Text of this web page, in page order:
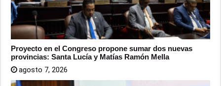
Proyecto en el Congreso propone sumar dos nuevas
provincias: Santa Lucía y Matías Ramón Mella
agosto 7, 2026